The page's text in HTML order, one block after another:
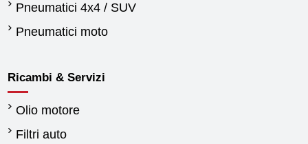
Pneumatici 4x4 / SUV
Pneumatici moto
Ricambi & Servizi
Olio motore
Filtri auto